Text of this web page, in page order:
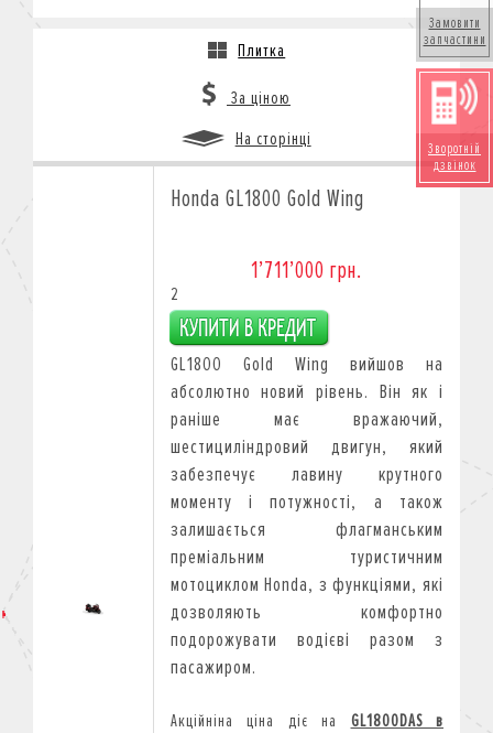
Замовити
запчастини
Зворотній
дзвінок
Плитка
За ціною
На сторінці
Honda GL1800 Gold Wing
1’711’000 грн.
2
GL1800 Gold Wing вийшов на
абсолютно новий рівень. Він як і
раніше має вражаючий,
шестициліндровий двигун, який
забезпечує лавину крутного
моменту і потужності, а також
залишається флагманським
преміальним туристичним
мотоциклом Honda, з функціями, які
дозволяють комфортно
подорожувати водієві разом з
пасажиром.
Акційніна ціна діє на GL1800DAS в